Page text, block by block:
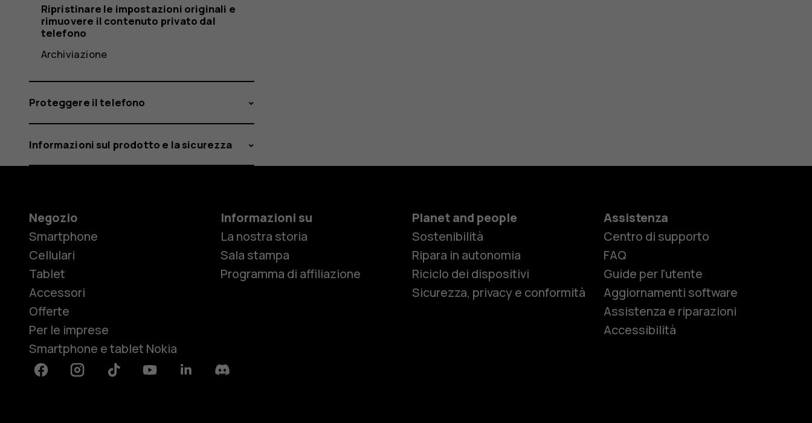
Smartphone
Cellulari
Ripristinare le impostazioni originali e
rimuovere il contenuto privato dal
telefono
Archiviazione
Proteggere il telefono
Informazioni sul prodotto e la sicurezza
Negozio
Smartphone
Cellulari
Tablet
Accessori
Offerte
Per le imprese
Smartphone e tablet Nokia
Informazioni su
La nostra storia
Sala stampa
Programma di affiliazione
Planet and people
Sostenibilità
Ripara in autonomia
Riciclo dei dispositivi
Sicurezza, privacy e conformità
Assistenza
Centro di supporto
FAQ
Guide per l'utente
Aggiornamenti software
Assistenza e riparazioni
Accessibilità
FacebookInstagramTiktok YoutubeLinkedinDiscord